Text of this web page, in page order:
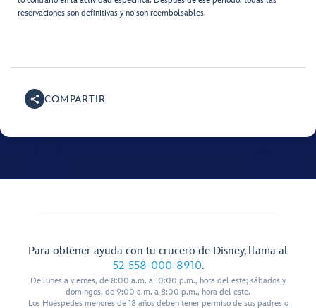
reservaciones son definitivas y no son reembolsables.
COMPARTIR
Para obtener ayuda con tu crucero de Disney, llama al
52-558-000-8910.
De lunes a viernes, de 8:00 a.m. a 10:00 p.m., hora del este; sábados y
domingos, de 9:00 a.m. a 8:00 p.m., hora del este.
Los Huéspedes menores de 18 años deben tener permiso de sus padres o